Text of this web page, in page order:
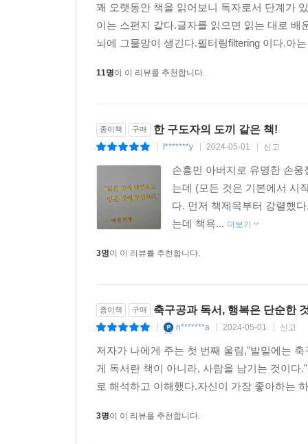
유니폼 다 입고 있지만, 모두가 벌거벗고 운동하
새벽에 개인 운동 나갔다 들어오면요, 제 팔이랑
아녜요. 한겨울 밤에 개인 운동 나갔다 들어오면
그럼요. 아이는 곁에서 자기한테 집중하고 있는
난관을 걸림돌로 안 보고 디딤돌로 여겨요. “괜찮
에서 잡아끄는 사람이 아니에요. 같은 풍風이라
고 섰을 때 더 팽팽하게 날잖아요. 순풍보다 역풍
요. 그거 절대로 아니에요. 똑똑한 자식은 나라
보니까 옛말 그른 거 하나 없더라고요.
---「행복」중에서
꽤 오랫동안 책을 읽어보니 독자로서 단계가
이는 스펀지 같다.글자를 읽으면 읽는 대로
뇌에 그물망이 생긴다.필터링filtering 이다.아
11명이 이 리뷰를 추천합니다.
종이책 구매 한 구도자의 도끼 같은 책!
f*******y 2024-05-01 신고
손흥민 아버지로 유명한 손
는데 (모든 것은 기본에서 시
다. 먼저 책제목부터 강렬했
는데 책욕... 더보기
3명이 이 리뷰를 추천합니다.
종이책 구매 축구공과 독서, 행복은 단순한
n*******a 2024-05-01 신고
저자가 나에게 주는 첫 번째 울림,"발밑에는
게 독서란 책이 아니라, 사람을 남기는 것이
로 해석하고 이해했다.자신이 가장 좋아하는
3명이 이 리뷰를 추천합니다.